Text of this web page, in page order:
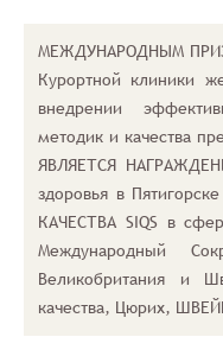
МЕЖДУНАРОДНЫМ
Курортной клиники
внедрении
методик и качества
ЯВЛЯЕТСЯ
здоровья в
КАЧЕСТВА SIQS в
Международный
Великобритания и
качества, Цюрих,